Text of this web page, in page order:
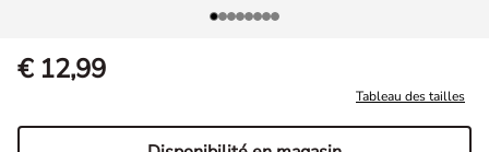
€ 12,99
Tableau des tailles